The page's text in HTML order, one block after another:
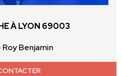
À LYON 69003
Roy Benjamin